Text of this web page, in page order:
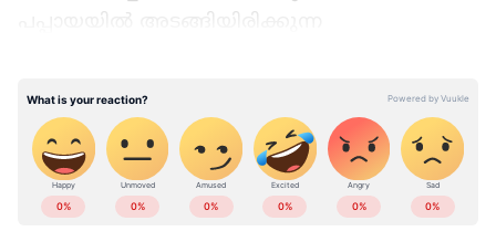
മുഖത്തെ കറുത്ത പാടുകള്‍, കരുവാളിപ്പ്,
കണ്ണിന് ചുറ്റുമുള്ള കറുത്ത പാട്, മുഖക്കുരു,